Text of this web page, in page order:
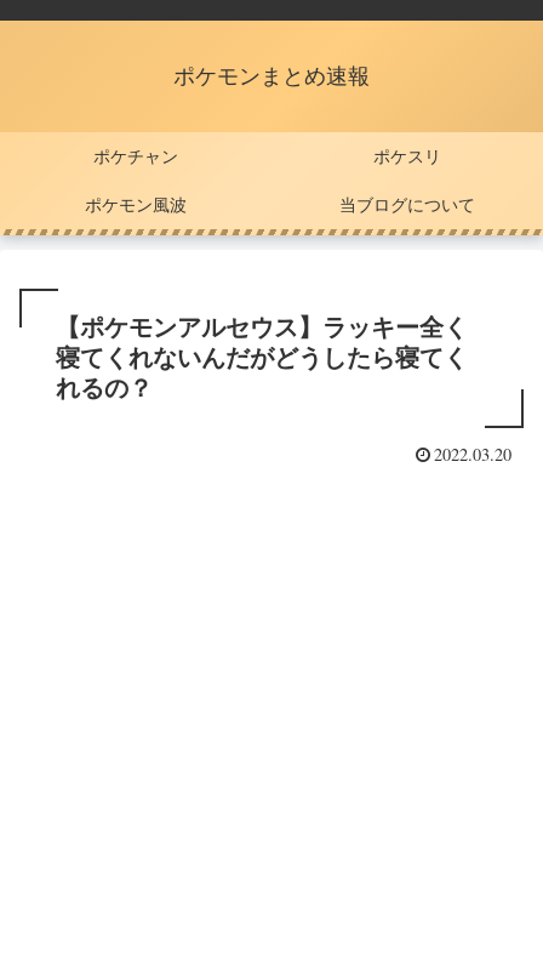
ポケモンまとめ速報
ポケチャン ポケスリ
ポケモン風波 当ブログについて
【ポケモンアルセウス】ラッキー全く
寝てくれないんだがどうしたら寝てく
れるの？
2022.03.20